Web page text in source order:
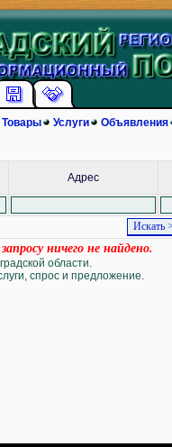
Товары Услуги Объявления
Адрес
ничего не найдено.
области.
спрос и предложение.